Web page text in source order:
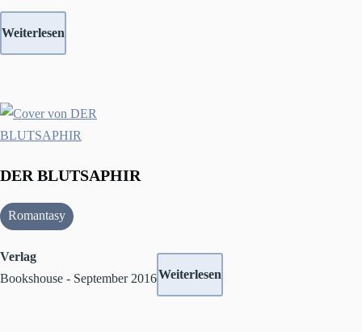
Weiterlesen
DER BLUTSAPHIR
Romantasy
Verlag
Bookshouse - September 2016Weiterlesen